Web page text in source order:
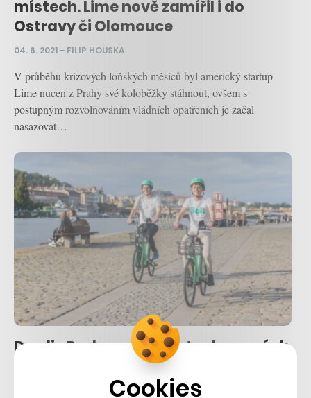
místech. Lime nově zamířil i do
Ostravy či Olomouce
04. 6. 2021– FILIP HOUSKA
V průběhu krizových loňských měsíců byl americký startup
Lime nucen z Prahy své koloběžky stáhnout, ovšem s
postupným rozvolňováním vládních opatřeních je začal
nasazovat…
Do ulic Prahy vyjedou stovky nových
elektrokol. Bolt a Lime jich postupně
nasadí necelou tisícovku
Cookies